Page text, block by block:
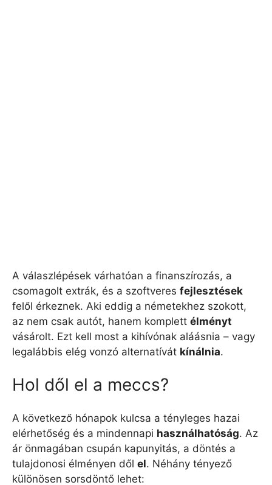
A válaszlépések várhatóan a finanszírozás, a
csomagolt extrák, és a szoftveres fejlesztések
felől érkeznek. Aki eddig a németekhez szokott,
az nem csak autót, hanem komplett élményt
vásárolt. Ezt kell most a kihívónak aláásnia – vagy
legalábbis elég vonzó alternatívát kínálnia.
Hol dől el a meccs?
A következő hónapok kulcsa a tényleges hazai
elérhetőség és a mindennapi használhatóság. Az
ár önmagában csupán kapunyitás, a döntés a
tulajdonosi élményen dől el. Néhány tényező
különösen sorsdöntő lehet: